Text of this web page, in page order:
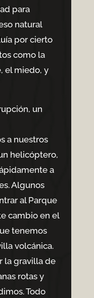
para
natural
por cierto
como la
el miedo, y
un
a nuestros
helicóptero,
a
Algunos
al Parque
cambio en el
tenemos
volcánica.
la gravilla de
rotas y
Todo